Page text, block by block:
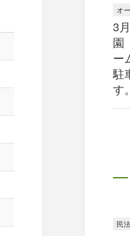
オ
3
園
ー
駐
す。
民法